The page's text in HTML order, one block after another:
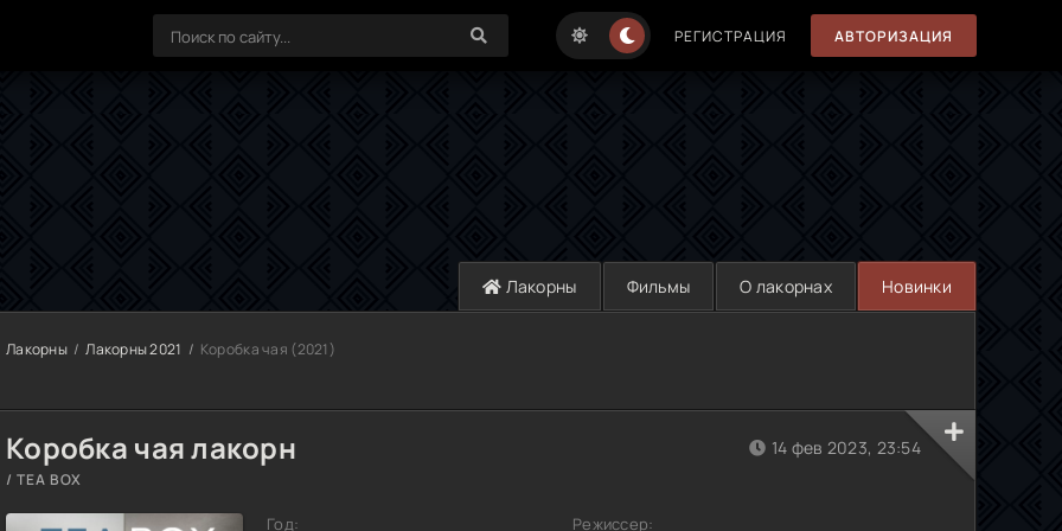
РЕГИСТРАЦИЯ АВТОРИЗАЦИЯ
Лакорны Фильмы О лакорнах Новинки
Лакорны Лакорны 2021 Коробка чая (2021)
Коробка чая лакорн
/ TEA BOX
Год:
14 фев 2023, 23:54
Режиссер: